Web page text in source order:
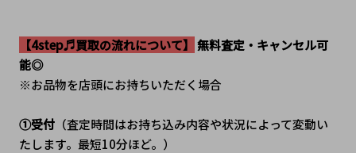
【4step♬買取の流れについて】 無料査定・キャンセル可
能◎
※お品物を店頭にお持ちいただく場合
①受付（査定時間はお持ち込み内容や状況によって変動い
たします。最短10分ほど。）